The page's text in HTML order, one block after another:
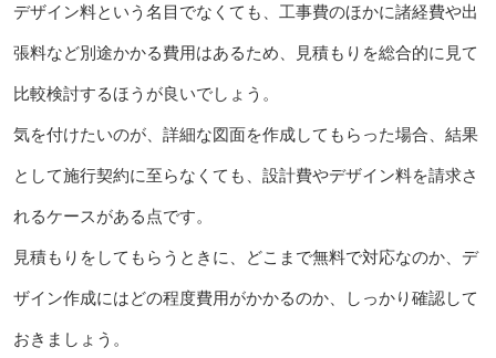
デザイン料という名目でなくても、工事費のほかに諸経費や出
張料など別途かかる費用はあるため、見積もりを総合的に見て
比較検討するほうが良いでしょう。
気を付けたいのが、詳細な図面を作成してもらった場合、結果
として施行契約に至らなくても、設計費やデザイン料を請求さ
れるケースがある点です。
見積もりをしてもらうときに、どこまで無料で対応なのか、デ
ザイン作成にはどの程度費用がかかるのか、しっかり確認して
おきましょう。